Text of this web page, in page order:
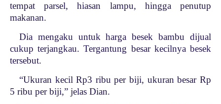
tempat parsel, hiasan lampu, hingga penutup
makanan.
Dia mengaku untuk harga besek bambu dijual
cukup terjangkau. Tergantung besar kecilnya besek
tersebut.
“Ukuran kecil Rp3 ribu per biji, ukuran besar Rp
5 ribu per biji,” jelas Dian.